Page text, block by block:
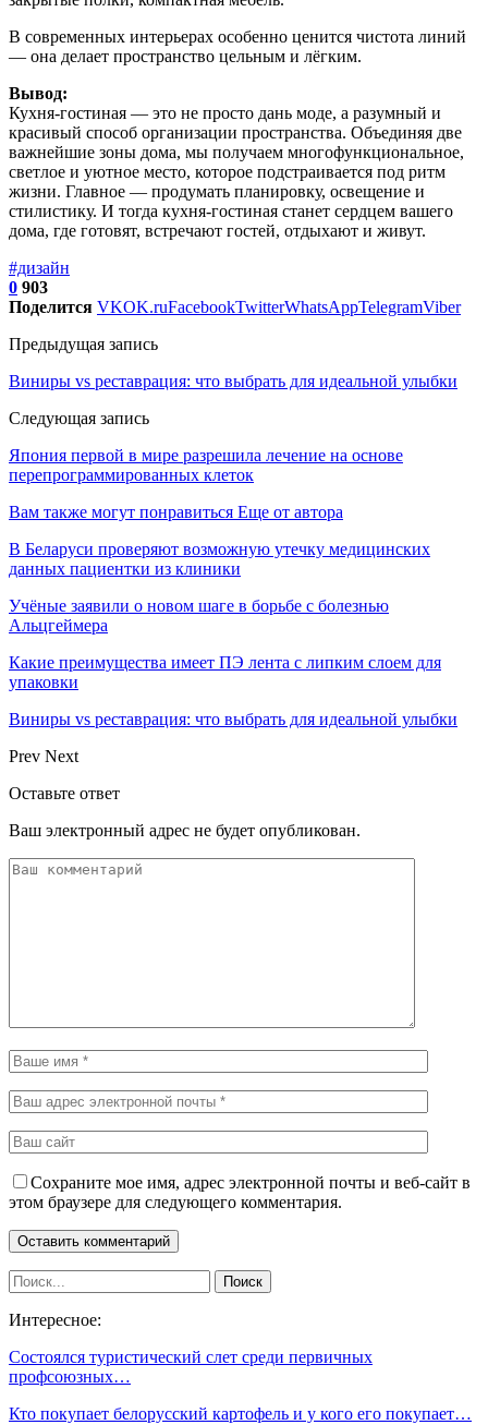
В современных интерьерах особенно ценится чистота линий
— она делает пространство цельным и лёгким.
Вывод:
Кухня-гостиная — это не просто дань моде, а разумный и
красивый способ организации пространства. Объединяя две
важнейшие зоны дома, мы получаем многофункциональное,
светлое и уютное место, которое подстраивается под ритм
жизни. Главное — продумать планировку, освещение и
стилистику. И тогда кухня-гостиная станет сердцем вашего
дома, где готовят, встречают гостей, отдыхают и живут.
#дизайн
0 903
Поделится VKOK.ruFacebookTwitterWhatsAppTelegramViber
Предыдущая запись
Виниры vs реставрация: что выбрать для идеальной улыбки
Следующая запись
Япония первой в мире разрешила лечение на основе
перепрограммированных клеток
Вам также могут понравиться Еще от автора
В Беларуси проверяют возможную утечку медицинских
данных пациентки из клиники
Учёные заявили о новом шаге в борьбе с болезнью
Альцгеймера
Какие преимущества имеет ПЭ лента с липким слоем для
упаковки
Виниры vs реставрация: что выбрать для идеальной улыбки
Prev Next
Оставьте ответ
Ваш электронный адрес не будет опубликован.
Сохраните мое имя, адрес электронной почты и веб-сайт в
этом браузере для следующего комментария.
Интересное:
Состоялся туристический слет среди первичных
профсоюзных…
Кто покупает белорусский картофель и у кого его покупает…